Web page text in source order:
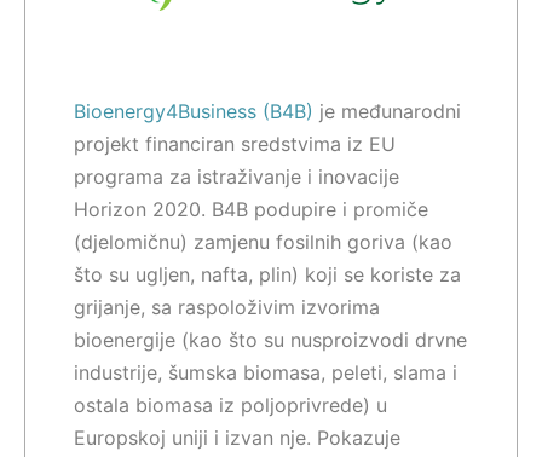
Bioenergy4Business (B4B) je međunarodni
projekt financiran sredstvima iz EU
programa za istraživanje i inovacije
Horizon 2020. B4B podupire i promiče
(djelomičnu) zamjenu fosilnih goriva (kao
što su ugljen, nafta, plin) koji se koriste za
grijanje, sa raspoloživim izvorima
bioenergije (kao što su nusproizvodi drvne
industrije, šumska biomasa, peleti, slama i
ostala biomasa iz poljoprivrede) u
Europskoj uniji i izvan nje. Pokazuje